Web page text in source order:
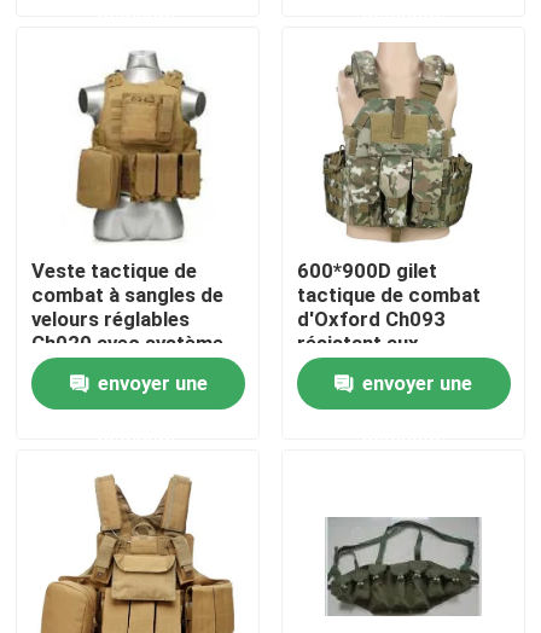
Vidéos
À propos de nous
Visite de l'usine
Contrôle de la qualité
Nouvelles
Usage tactique militaire
Gilet à l'épreuve des balles tactique militaire
Veste tactique de
combat à sangles de
velours réglables
Ch020 avec système
Molle / PALS
envoyer une
600*900D gilet
tactique de combat
d'Oxford Ch093
résistant aux
intempéries
envoyer une